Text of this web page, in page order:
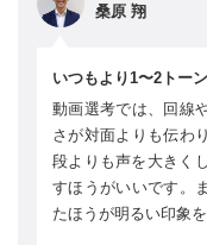
桑原 翔
いつもより1〜2トー
動画選考では、回線
さが対面よりも伝わ
段よりも声を大きく
すほうがいいです。
たほうが明るい印象を